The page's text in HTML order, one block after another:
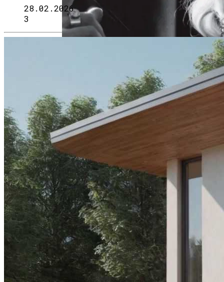
Дом С Минимальными Инженерными
Трассами Для Комфорта И Удобства
Мода Великой Депрессии: Шик, Гламур
И Женственность Вопреки Кризису
28.02.2026
3